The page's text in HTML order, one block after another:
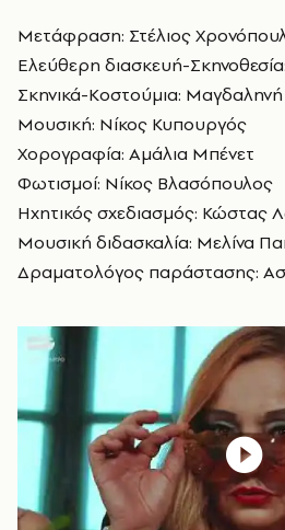
Μετάφραση: Στέλιος
Ελεύθερη διασκευή-
Σκηνικά-Κοστούμια:
Μουσική: Νίκος Κυπουργός
Χορογραφία: Αμάλια Μπένετ
Φωτισμοί: Νίκος Βλασόπουλος
Ηχητικός σχεδιασμός: Κώστας
Μουσική διδασκαλία: Μελίνα
Δραματολόγος παράστασης: